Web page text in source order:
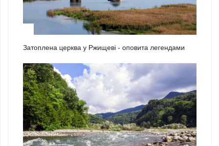
Затоплена церква у Ржищеві - оповита легендами